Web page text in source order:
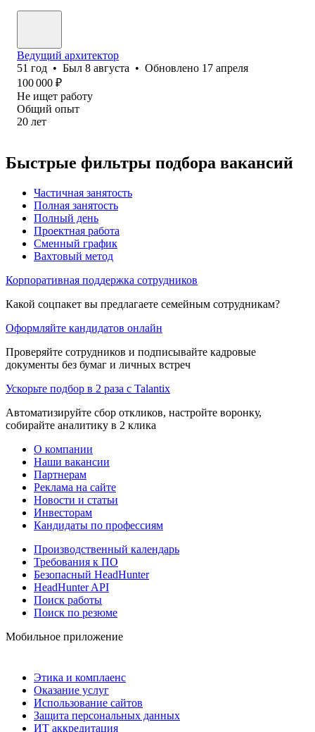
Ведущий архитектор
51 год • Был 8 августа • Обновлено 17 апреля
100 000 ₽
Не ищет работу
Общий опыт
20 лет
Быстрые фильтры подбора вакансий
Частичная занятость
Полная занятость
Полный день
Проектная работа
Сменный график
Вахтовый метод
Корпоративная поддержка сотрудников
Какой соцпакет вы предлагаете семейным сотрудникам?
Оформляйте кандидатов онлайн
Проверяйте сотрудников и подписывайте кадровые
документы без бумаг и личных встреч
Ускорьте подбор в 2 раза с Talantix
Автоматизируйте сбор откликов, настройте воронку,
собирайте аналитику в 2 клика
О компании
Наши вакансии
Партнерам
Реклама на сайте
Новости и статьи
Инвесторам
Кандидаты по профессиям
Производственный календарь
Требования к ПО
Безопасный HeadHunter
HeadHunter API
Поиск работы
Поиск по резюме
Мобильное приложение
Этика и комплаенс
Оказание услуг
Использование сайтов
Защита персональных данных
ИТ аккредитация